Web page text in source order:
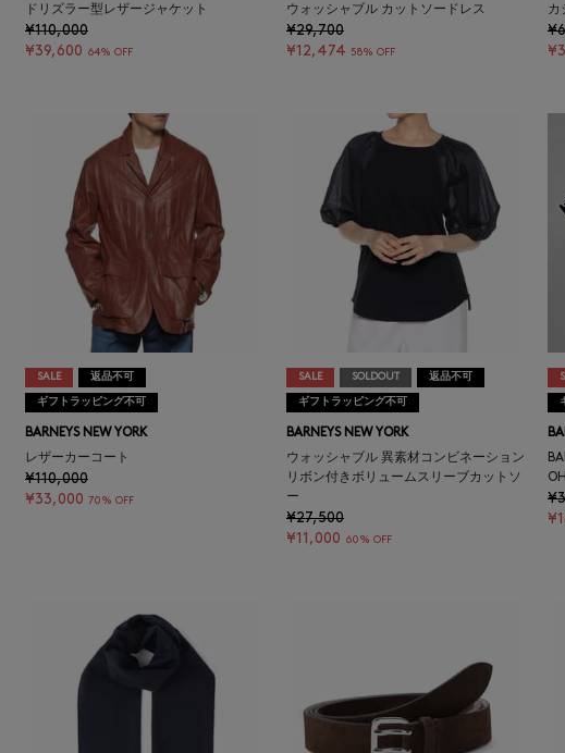
ドリズラー型レザージャケット
¥110,000
¥39,600 64% OFF
ウォッシャブル カットソードレス
¥29,700
¥12,474 58% OFF
カ
SALE 返品不可
ギフトラッピング不可
BARNEYS NEW YORK
レザーカーコート
¥110,000
¥33,000 70% OFF
SALE SOLDOUT 返品不可
ギフトラッピング不可
BARNEYS NEW YORK
ウォッシャブル 異素材コンビネーション
リボン付きボリュームスリーブカットソ
ー
¥27,500
¥11,000 60% OFF